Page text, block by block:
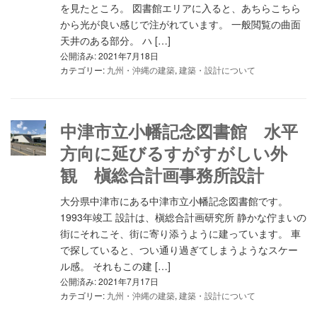
を見たところ。 図書館エリアに入ると、あちらこちら
から光が良い感じで注がれています。 一般閲覧の曲面
天井のある部分。 ハ […]
公開済み: 2021年7月18日
カテゴリー: 九州・沖縄の建築, 建築・設計について
中津市立小幡記念図書館 水平
方向に延びるすがすがしい外
観 槇総合計画事務所設計
大分県中津市にある中津市立小幡記念図書館です。
1993年竣工 設計は、槇総合計画研究所 静かな佇まいの
街にそれこそ、街に寄り添うように建っています。 車
で探していると、つい通り過ぎてしまうようなスケー
ル感。 それもこの建 […]
公開済み: 2021年7月17日
カテゴリー: 九州・沖縄の建築, 建築・設計について